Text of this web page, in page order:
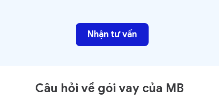
Nhận tư vấn
Câu hỏi về gói vay của MB